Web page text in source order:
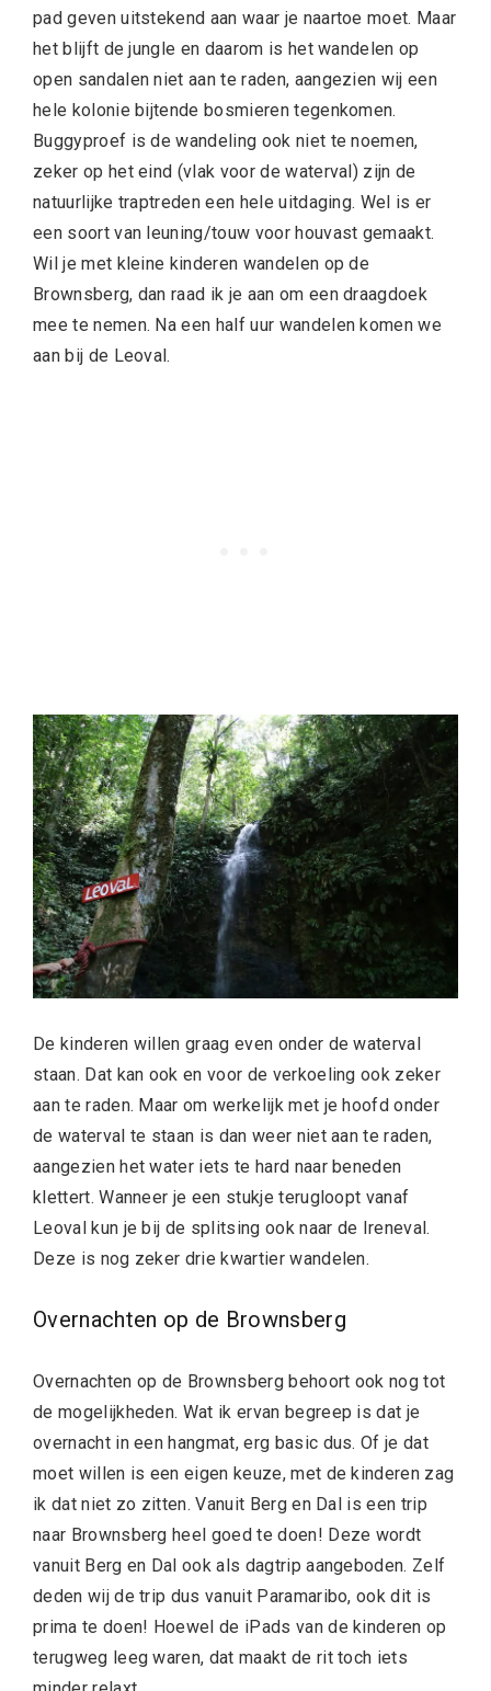
pad geven uitstekend aan waar je naartoe moet. Maar
het blijft de jungle en daarom is het wandelen op
open sandalen niet aan te raden, aangezien wij een
hele kolonie bijtende bosmieren tegenkomen.
Buggyproef is de wandeling ook niet te noemen,
zeker op het eind (vlak voor de waterval) zijn de
natuurlijke traptreden een hele uitdaging. Wel is er
een soort van leuning/touw voor houvast gemaakt.
Wil je met kleine kinderen wandelen op de
Brownsberg, dan raad ik je aan om een draagdoek
mee te nemen. Na een half uur wandelen komen we
aan bij de Leoval.
De kinderen willen graag even onder de waterval
staan. Dat kan ook en voor de verkoeling ook zeker
aan te raden. Maar om werkelijk met je hoofd onder
de waterval te staan is dan weer niet aan te raden,
aangezien het water iets te hard naar beneden
klettert. Wanneer je een stukje terugloopt vanaf
Leoval kun je bij de splitsing ook naar de Ireneval.
Deze is nog zeker drie kwartier wandelen.
Overnachten op de Brownsberg
Overnachten op de Brownsberg behoort ook nog tot
de mogelijkheden. Wat ik ervan begreep is dat je
overnacht in een hangmat, erg basic dus. Of je dat
moet willen is een eigen keuze, met de kinderen zag
ik dat niet zo zitten. Vanuit Berg en Dal is een trip
naar Brownsberg heel goed te doen! Deze wordt
vanuit Berg en Dal ook als dagtrip aangeboden. Zelf
deden wij de trip dus vanuit Paramaribo, ook dit is
prima te doen! Hoewel de iPads van de kinderen op
terugweg leeg waren, dat maakt de rit toch iets